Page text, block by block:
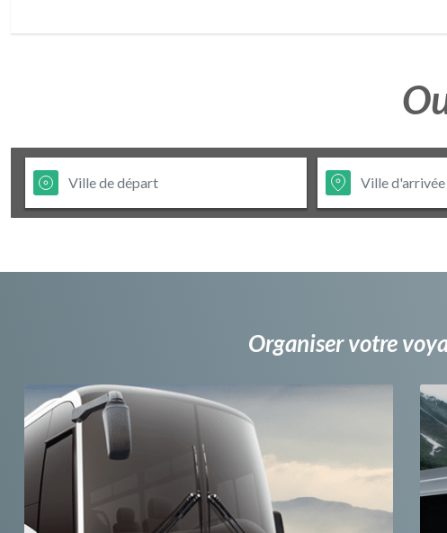
Organiser votre